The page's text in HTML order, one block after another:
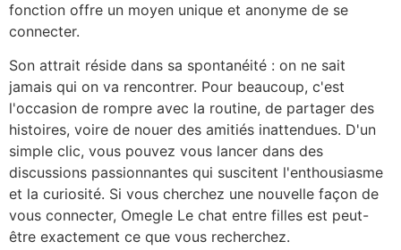
fonction offre un moyen unique et anonyme de se
connecter.
Son attrait réside dans sa spontanéité : on ne sait
jamais qui on va rencontrer. Pour beaucoup, c'est
l'occasion de rompre avec la routine, de partager des
histoires, voire de nouer des amitiés inattendues. D'un
simple clic, vous pouvez vous lancer dans des
discussions passionnantes qui suscitent l'enthousiasme
et la curiosité. Si vous cherchez une nouvelle façon de
vous connecter, Omegle Le chat entre filles est peut-
être exactement ce que vous recherchez.